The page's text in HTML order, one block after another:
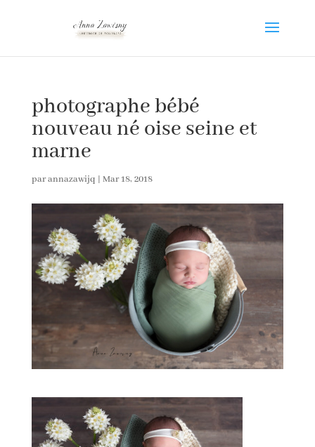
photographe bébé
nouveau né oise seine et
marne
parannazawijq | Mar 18, 2018